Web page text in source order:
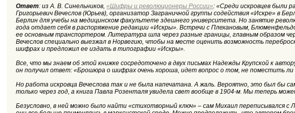
Ответ: из А. В. Синельников,«Шифры и революционеры России»: «Среди искровцев были
Григорьевич Вечеслов (Юрьев), организатор Заграничной группы содействия «Искре» в
Берлин для учебы на медицинском факультете здешнего университета. Но занятие
года отдает себя в распоряжение редакции «Искры». Встречи с Плехановым,
ее основным транспортером. Литература шла через разные границы, главным образом
Вечеслов специально выезжал в Норвегию, чтобы на месте оценить возможность
шифрах и предложил ее издать в типографии «Искры».
Все, что мы знаем об этой книжке сосредоточено в двух письмах Надежды Крупской к
он получил ответ: «Брошюра о шифрах очень хороша, идет вопрос о том, не поместить
Но работа искровца Вечеслова так и не была напечатана. А жаль. Вероятно, это был бы
только через год, а книга Павла Розенталя увидела свет вообще в 1904-м. Мы теперь
Безусловно, в ней можно было найти «стихотворный ключ» – сам Михаил переписывался